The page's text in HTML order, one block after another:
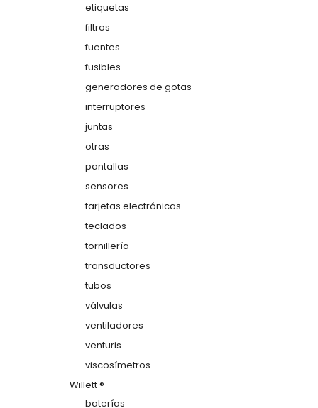
etiquetas
filtros
fuentes
fusibles
generadores de gotas
interruptores
juntas
otras
pantallas
sensores
tarjetas electrónicas
teclados
tornillería
transductores
tubos
válvulas
ventiladores
venturis
viscosímetros
Willett ®
baterías